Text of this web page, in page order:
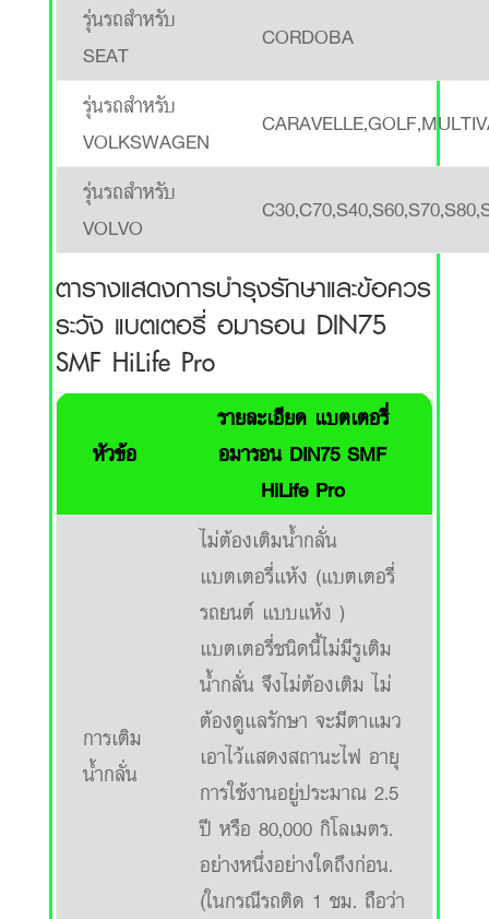
รุ่นรถสำหรับ
SEAT
CORDOBA
รุ่นรถสำหรับ
VOLKSWAGEN
รุ่นรถสำหรับ
VOLVO
ตารางแสดงการบำรุงรักษาและข้อควร
ระวัง แบตเตอรี่ อมารอน DIN75
SMF HiLife Pro
หัวข้อ
รายละเอียด แบตเตอรี่
อมารอน DIN75 SMF
HiLife Pro
การเติม
น้ำกลั่น
ไม่ต้องเติมน้ำกลั่น
แบตเตอรี่แห้ง (แบตเตอรี่
รถยนต์ แบบแห้ง )
แบตเตอรี่ชนิดนี้ไม่มีรูเติม
น้ำกลั่น จึงไม่ต้องเติม ไม่
ต้องดูแลรักษา จะมีตาแมว
เอาไว้แสดงสถานะไฟ อายุ
การใช้งานอยู่ประมาณ 2.5
ปี หรือ 80,000 กิโลเมตร.
อย่างหนึ่งอย่างใดถึงก่อน.
(ในกรณีรถติด 1 ชม. ถือว่า